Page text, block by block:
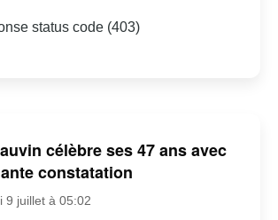
status code (403)
célèbre ses 47 ans avec
constatation
9 juillet à 05:02